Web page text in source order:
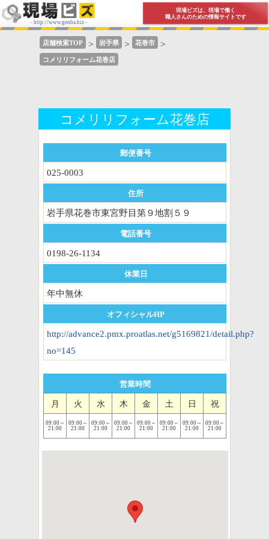
- http://www.genba.biz -
現場ビズは、現場で働く
職人さんのための情報サイトです
店舗検索TOP > 岩手県 > 花巻市 >
コメリリフォーム花巻店
コメリリフォーム花巻店
郵便番号
025-0003
住所
岩手県花巻市東宮野目第９地割５９
電話番号
0198-26-1134
休業日
年中無休
オフィシャルHP
http://advance2.pmx.proatlas.net/g5169821/detail.php?
no=145
営業時間
月 火 水 木 金 土 日 祝
09:00～
21:00
09:00～
21:00
09:00～
21:00
09:00～
21:00
09:00～
21:00
09:00～
21:00
09:00～
21:00
09:00～
21:00